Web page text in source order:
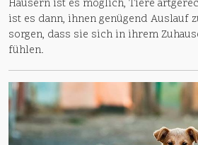
Häusern ist es möglich, Tiere
ist es dann, ihnen genügend Auslauf
sorgen, dass sie sich in ihrem
fühlen.